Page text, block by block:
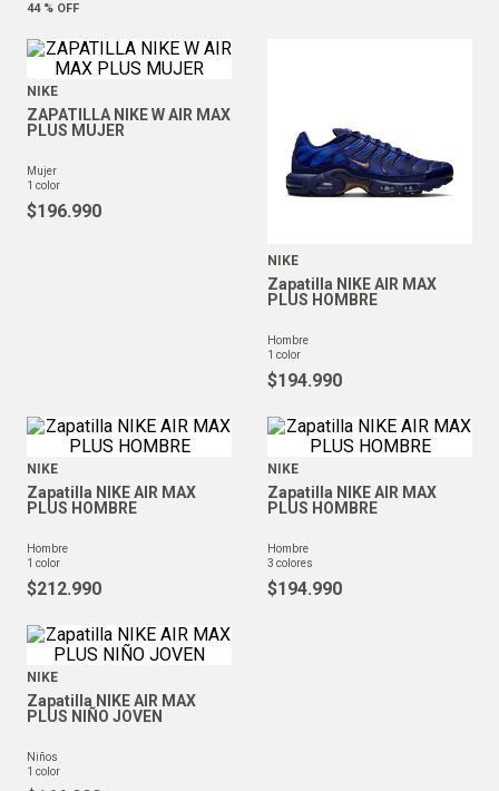
44 % OFF
NIKE
ZAPATILLA NIKE W AIR MAX
PLUS MUJER
mujer
1 color
$196.990
NIKE
Zapatilla NIKE AIR MAX
PLUS HOMBRE
hombre
1 color
$194.990
NIKE
Zapatilla NIKE AIR MAX
PLUS HOMBRE
hombre
1 color
$212.990
NIKE
Zapatilla NIKE AIR MAX
PLUS HOMBRE
hombre
3 colores
$194.990
NIKE
Zapatilla NIKE AIR MAX
PLUS NIÑO JOVEN
niños
1 color